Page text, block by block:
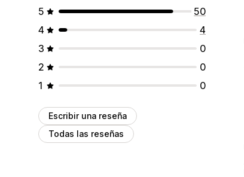
5
50
4
4
3
0
2
0
1
0
Escribir una reseña
Todas las reseñas